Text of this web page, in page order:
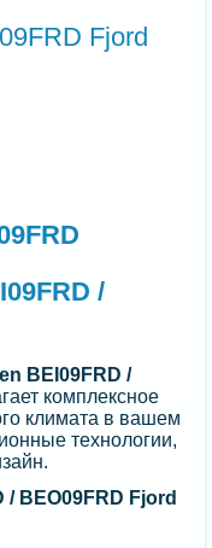
Fjord
/
BEI09FRD /
комплексное
климата в вашем
технологии,
/ BEO09FRD Fjord